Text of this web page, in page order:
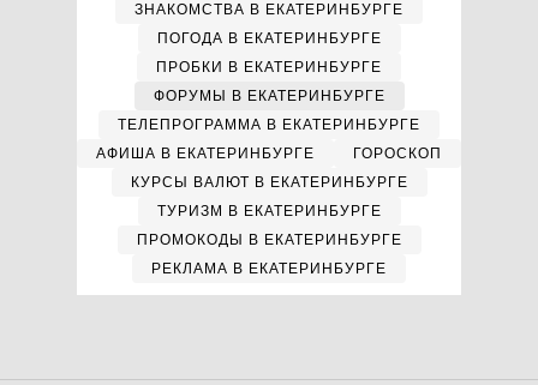
ЗНАКОМСТВА В ЕКАТЕРИНБУРГЕ
ПОГОДА В ЕКАТЕРИНБУРГЕ
ПРОБКИ В ЕКАТЕРИНБУРГЕ
ФОРУМЫ В ЕКАТЕРИНБУРГЕ
ТЕЛЕПРОГРАММА В ЕКАТЕРИНБУРГЕ
АФИША В ЕКАТЕРИНБУРГЕ
ГОРОСКОП
КУРСЫ ВАЛЮТ В ЕКАТЕРИНБУРГЕ
ТУРИЗМ В ЕКАТЕРИНБУРГЕ
ПРОМОКОДЫ В ЕКАТЕРИНБУРГЕ
РЕКЛАМА В ЕКАТЕРИНБУРГЕ